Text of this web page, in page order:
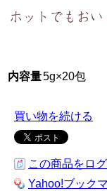
内容量5g×20包
買い物を続ける
この商品をロ
Yahoo!ブック